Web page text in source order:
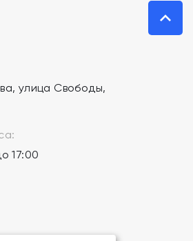
улица Свободы,
17:00